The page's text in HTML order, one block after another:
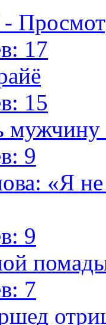
17
15
9
«Я
9
7